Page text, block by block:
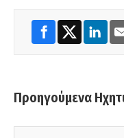
Προηγούμενα